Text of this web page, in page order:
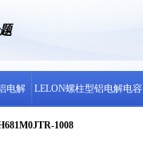
电解 LELON螺柱型铝电解电容
1008